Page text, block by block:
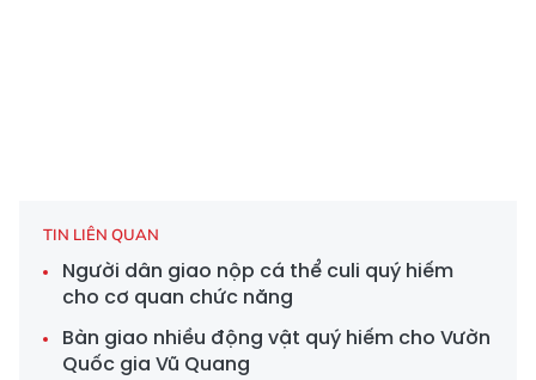
TIN LIÊN QUAN
Người dân giao nộp cá thể culi quý hiếm
cho cơ quan chức năng
Bàn giao nhiều động vật quý hiếm cho Vườn
Quốc gia Vũ Quang